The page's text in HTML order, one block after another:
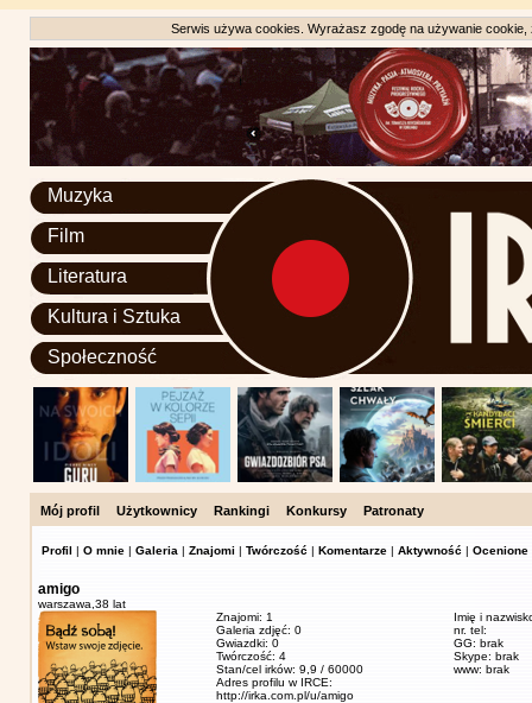
Serwis używa cookies. Wyrażasz zgodę na używanie
Muzyka
Film
Literatura
Kultura i Sztuka
Społeczność
Mój profil Użytkownicy Rankingi Konkursy Patronaty
Profil | O mnie | Galeria | Znajomi | Twórczość | Komentarze | Aktywność | Ocenione
amigo
warszawa, 38 lat
Znajomi: 1
Galeria zdjęć: 0
Gwiazdki: 0
Twórczość: 4
Stan/cel irków: 9,9 / 60000
Adres profilu w IRCE:
http://irka.com.pl/u/amigo
Imię i
nr. tel:
GG: brak
Skype: brak
www: brak